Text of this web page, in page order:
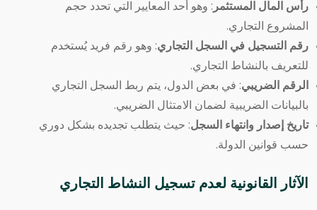
رأس المال المستثمر : وهو أحد المعايير التي تحدد حجم
المشروع التجاري.
رقم التسجيل في السجل التجاري: وهو رقم فريد يُستخدم
للتعريف بالنشاط التجاري.
الرقم الضريبي: في بعض الدول، يتم ربط السجل التجاري
بالبيانات الضريبية لضمان الامتثال الضريبي.
تاريخ إصدار وانتهاء السجل: حيث يتطلب تجديده بشكل دوري
حسب قوانين الدولة.
الآثار القانونية لعدم تسجيل النشاط التجاري